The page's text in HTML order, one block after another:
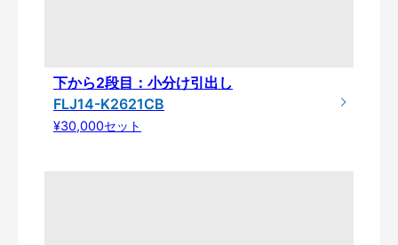
下から2段目：小分け引出し
FLJ14-K2621CB
¥30,000セット